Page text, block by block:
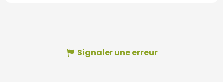
Signaler une erreur